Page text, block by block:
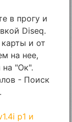
в прогу и
Diseq.
и от
на нее,
"Ок".
- Поиск
p1 и